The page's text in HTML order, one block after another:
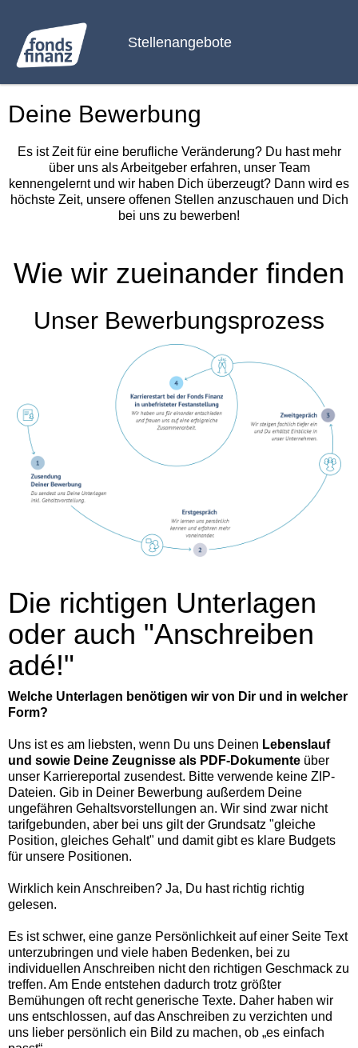
Stellenangebote
Deine Bewerbung
Es ist Zeit für eine berufliche Veränderung? Du hast mehr
über uns als Arbeitgeber erfahren, unser Team
kennengelernt und wir haben Dich überzeugt? Dann wird es
höchste Zeit, unsere offenen Stellen anzuschauen und Dich
bei uns zu bewerben!
Wie wir zueinander finden
Unser Bewerbungsprozess
Die richtigen Unterlagen
oder auch "Anschreiben
adé!"
Welche Unterlagen benötigen wir von Dir und in welcher
Form?
Uns ist es am liebsten, wenn Du uns Deinen Lebenslauf
und sowie Deine Zeugnisse als PDF-Dokumente über
unser Karriereportal zusendest. Bitte verwende keine ZIP-
Dateien. Gib in Deiner Bewerbung außerdem Deine
ungefähren Gehaltsvorstellungen an. Wir sind zwar nicht
tarifgebunden, aber bei uns gilt der Grundsatz "gleiche
Position, gleiches Gehalt" und damit gibt es klare Budgets
für unsere Positionen.
Wirklich kein Anschreiben? Ja, Du hast richtig richtig
gelesen.
Es ist schwer, eine ganze Persönlichkeit auf einer Seite Text
unterzubringen und viele haben Bedenken, bei zu
individuellen Anschreiben nicht den richtigen Geschmack zu
treffen. Am Ende entstehen dadurch trotz größter
Bemühungen oft recht generische Texte. Daher haben wir
uns entschlossen, auf das Anschreiben zu verzichten und
uns lieber persönlich ein Bild zu machen, ob „es einfach